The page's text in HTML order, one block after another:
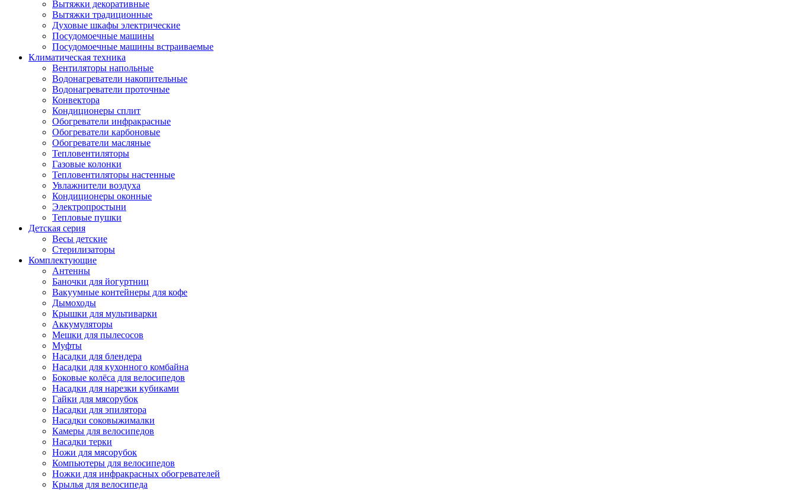
Вытяжки декоративные
Вытяжки традиционные
Духовые шкафы электрические
Посудомоечные машины
Посудомоечные машины встраиваемые
Климатическая техника
Вентиляторы напольные
Водонагреватели накопительные
Водонагреватели проточные
Конвектора
Кондиционеры сплит
Обогреватели инфракрасные
Обогреватели карбоновые
Обогреватели масляные
Тепловентиляторы
Газовые колонки
Тепловентиляторы настенные
Увлажнители воздуха
Кондиционеры оконные
Электропростыни
Тепловые пушки
Детская серия
Весы детские
Стерилизаторы
Комплектующие
Антенны
Баночки для йогуртниц
Вакуумные контейнеры для кофе
Дымоходы
Крышки для мультиварки
Аккумуляторы
Мешки для пылесосов
Муфты
Насадки для блендера
Насадки для кухонного комбайна
Боковые колёса для велосипедов
Насадки для нарезки кубиками
Гайки для мясорубок
Насадки для эпилятора
Насадки соковыжималки
Камеры для велосипедов
Насадки терки
Ножи для мясорубок
Компьютеры для велосипедов
Ножки для инфракрасных обогревателей
Крылья для велосипеда